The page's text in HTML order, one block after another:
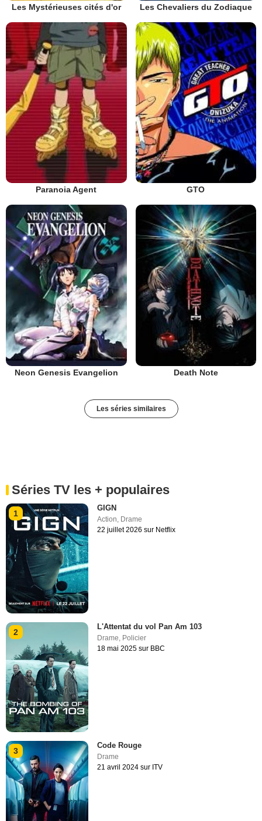
Les Mystérieuses cités d'or Les Chevaliers du Zodiaque
Paranoia Agent GTO
Neon Genesis Evangelion Death Note
Les séries similaires
Séries TV les + populaires
1
GIGN
Action Drame
22 juillet 2026 sur Netflix
2
L'Attentat du vol Pan Am 103
Drame, Policier
18 mai 2025 sur BBC
3
Code Rouge
Drame
21 avril 2024 sur ITV